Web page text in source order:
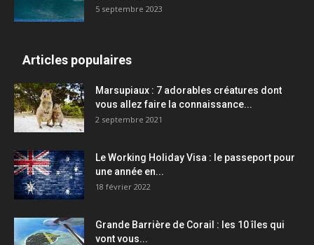
5 septembre 2023
Articles populaires
Marsupiaux : 7 adorables créatures dont
vous allez faire la connaissance...
2 septembre 2021
Le Working Holiday Visa : le passeport pour
une année en...
18 février 2022
Grande Barrière de Corail : les 10 îles qui
vont vous...